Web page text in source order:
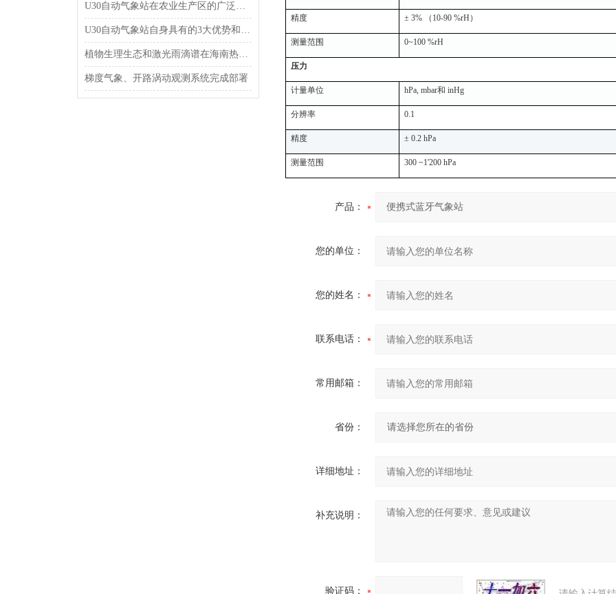
U30自动气象站在农业生产区的广泛应用
U30自动气象站自身具有的3大优势和性能
植物生理生态和激光雨滴谱在海南热带雨林监测中的应用
梯度气象、开路涡动观测系统完成部署
精度 ± 3% （10-90 %rH）
测量范围 0~100 %rH
压力
计量单位 hPa, mbar和 inHg
分辨率 0.1
精度 ± 0.2 hPa
测量范围 300 ~1'200 hPa
产品：
您的单位：
您的姓名：
联系电话：
常用邮箱：
省份：
详细地址：
补充说明：
验证码：